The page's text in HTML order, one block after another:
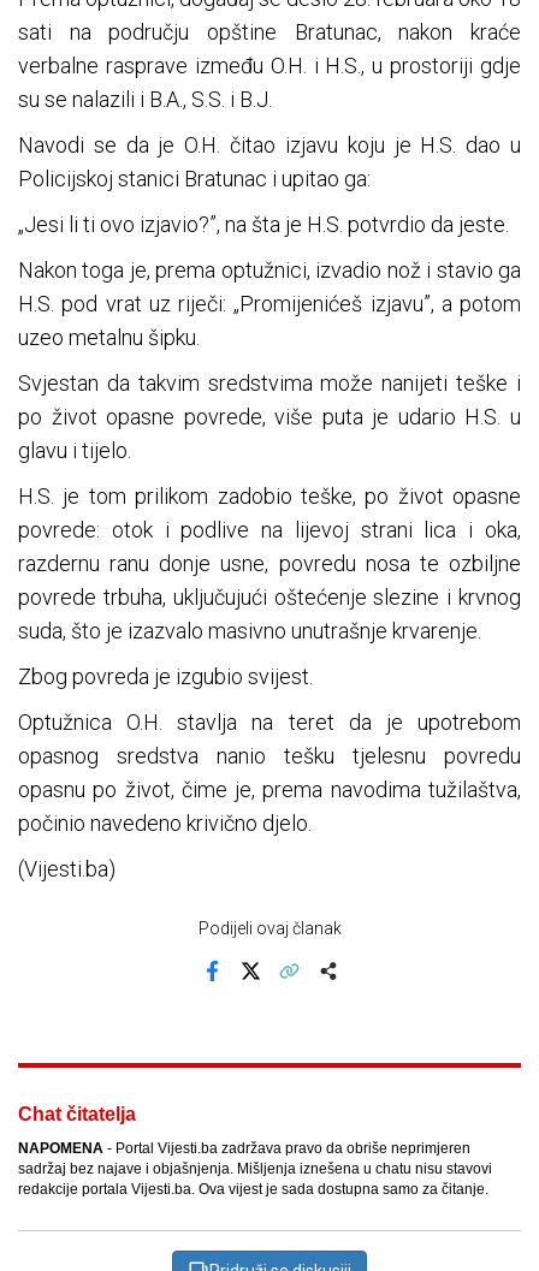
sati na području opštine Bratunac, nakon kraće
verbalne rasprave između O.H. i H.S., u prostoriji gdje
su se nalazili i B.A., S.S. i B.J.
Navodi se da je O.H. čitao izjavu koju je H.S. dao u
Policijskoj stanici Bratunac i upitao ga:
„Jesi li ti ovo izjavio?”, na šta je H.S. potvrdio da jeste.
Nakon toga je, prema optužnici, izvadio nož i stavio ga
H.S. pod vrat uz riječi: „Promijenićeš izjavu”, a potom
uzeo metalnu šipku.
Svjestan da takvim sredstvima može nanijeti teške i
po život opasne povrede, više puta je udario H.S. u
glavu i tijelo.
H.S. je tom prilikom zadobio teške, po život opasne
povrede: otok i podlive na lijevoj strani lica i oka,
razdernu ranu donje usne, povredu nosa te ozbiljne
povrede trbuha, uključujući oštećenje slezine i krvnog
suda, što je izazvalo masivno unutrašnje krvarenje.
Zbog povreda je izgubio svijest.
Optužnica O.H. stavlja na teret da je upotrebom
opasnog sredstva nanio tešku tjelesnu povredu
opasnu po život, čime je, prema navodima tužilaštva,
počinio navedeno krivično djelo.
(Vijesti.ba)
Podijeli ovaj članak
Chat čitatelja
NAPOMENA - Portal Vijesti.ba zadržava pravo da obriše neprimjeren
sadržaj bez najave i objašnjenja. Mišljenja iznešena u chatu nisu stavovi
redakcije portala Vijesti.ba. Ova vijest je sada dostupna samo za čitanje.